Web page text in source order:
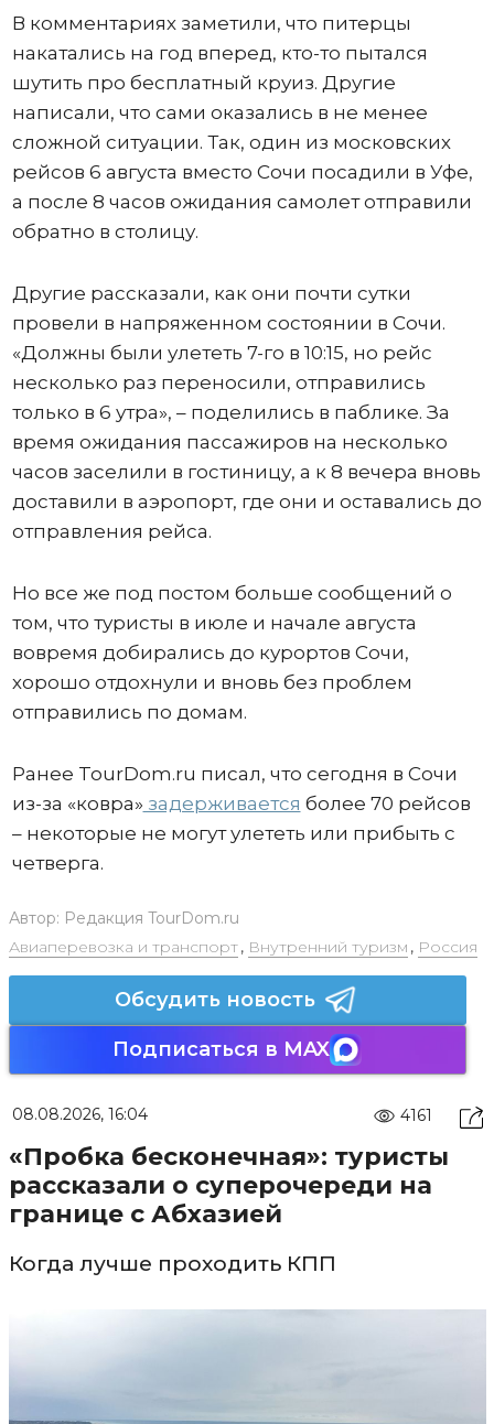
В комментариях заметили, что питерцы
накатались на год вперед, кто-то пытался
шутить про бесплатный круиз. Другие
написали, что сами оказались в не менее
сложной ситуации. Так, один из московских
рейсов 6 августа вместо Сочи посадили в Уфе,
а после 8 часов ожидания самолет отправили
обратно в столицу.
Другие рассказали, как они почти сутки
провели в напряженном состоянии в Сочи.
«Должны были улететь 7-го в 10:15, но рейс
несколько раз переносили, отправились
только в 6 утра», – поделились в паблике. За
время ожидания пассажиров на несколько
часов заселили в гостиницу, а к 8 вечера вновь
доставили в аэропорт, где они и оставались до
отправления рейса.
Но все же под постом больше сообщений о
том, что туристы в июле и начале августа
вовремя добирались до курортов Сочи,
хорошо отдохнули и вновь без проблем
отправились по домам.
Ранее TourDom.ru писал, что сегодня в Сочи
из-за «ковра» задерживается более 70 рейсов
– некоторые не могут улететь или прибыть с
четверга.
Автор: Редакция TourDom.ru
Авиаперевозка и транспорт, Внутренний туризм , Россия
Обсудить новость
Подписаться в MAX
08.08.2026, 16:04 4161
«Пробка бесконечная»: туристы
рассказали о суперочереди на
границе с Абхазией
Когда лучше проходить КПП